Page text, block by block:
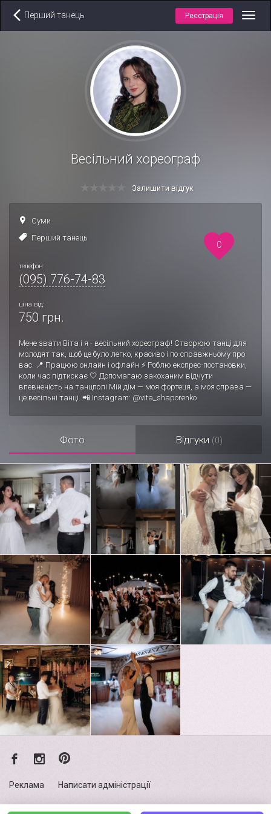
Перший танець Реєстрація
Весільний хореограф
Залишити відгук
Суми
Перший танець
телефон:
(095) 776-74-83
ціна від:
750 грн.
Мене звати Віта і я - весільний хореограф! Створюю танці для
молодят так, щоб це було легко, красиво і по-справжньому про
вас. 📍 Працюю онлайн і офлайн ⚡ Роблю експрес-постановки,
коли час підтискає 🤍 Допомагаю закоханим відчути
впевненість на танцполі Мій дім — моя фортеця, а моя справа —
це весільні танці. 📲 Instagram: @vita_shaporenko
0
Фото Відгуки (0)
Реклама Написати адміністрації